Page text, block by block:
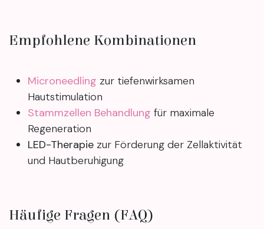
Empfohlene Kombinationen
Microneedling zur tiefenwirksamen
Hautstimulation
Stammzellen Behandlung für maximale
Regeneration
LED-Therapie zur Förderung der Zellaktivität
und Hautberuhigung
Häufige Fragen (FAQ)